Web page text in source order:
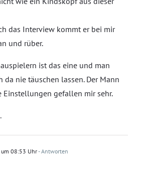
das Interview kommt er bei mir
und rüber.
ist das eine und man
da nie täuschen lassen. Der Mann
Einstellungen gefallen mir sehr.
08:53 Uhr- Antworten